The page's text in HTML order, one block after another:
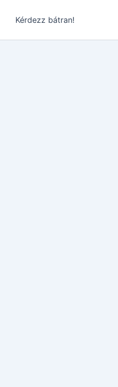
Kérdezz bátran!